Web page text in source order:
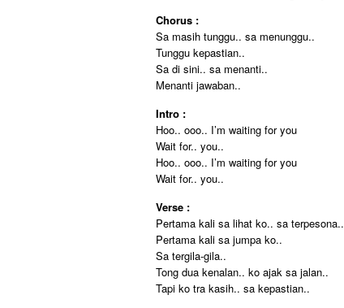
Chorus :
Sa masih tunggu.. sa menunggu..
Tunggu kepastian..
Sa di sini.. sa menanti..
Menanti jawaban..
Intro :
Hoo.. ooo.. I’m waiting for you
Wait for.. you..
Hoo.. ooo.. I’m waiting for you
Wait for.. you..
Verse :
Pertama kali sa lihat ko.. sa terpesona..
Pertama kali sa jumpa ko..
Sa tergila-gila..
Tong dua kenalan.. ko ajak sa jalan..
Tapi ko tra kasih.. sa kepastian..